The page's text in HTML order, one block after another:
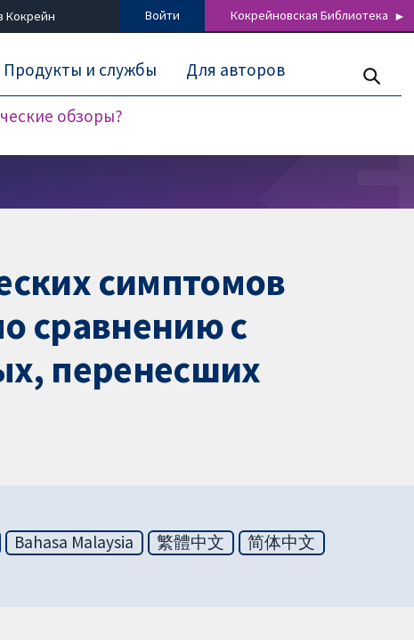
Кокрейн Войти Кокрейновская Библиотека
обзоры?
Продукты и службы Для авторов
симптомов
сравнению с
перенесших
Bahasa Malaysia 繁體中文
简体中文